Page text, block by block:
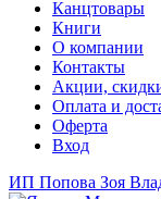
Канцтовары
Книги
О компании
Контакты
Акции,
Оплата и
Оферта
Вход
ИП Попова Зоя